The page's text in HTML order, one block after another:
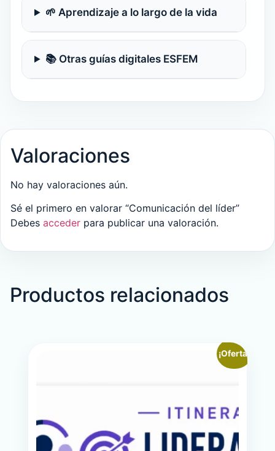
🌱 Aprendizaje a lo largo de la vida
📚 Otras guías digitales ESFEM
Valoraciones
No hay valoraciones aún.
Sé el primero en valorar “Comunicación del líder”
Debes acceder para publicar una valoración.
Productos relacionados
¡Oferta!